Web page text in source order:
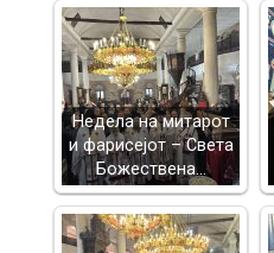
Недела на митарот
и фарисејот – Светa
Божествена…